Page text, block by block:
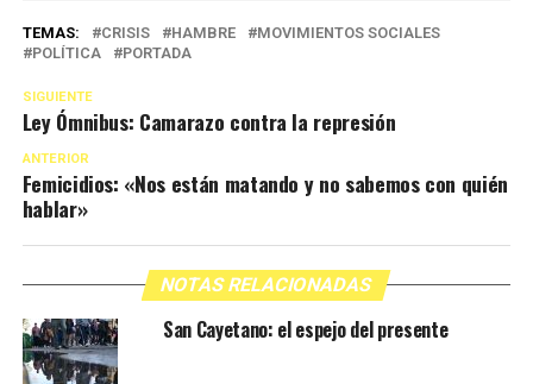
TEMAS: CRISIS HAMBRE
MOVIMIENTOS SOCIALES
POLÍTICA
PORTADA
SIGUIENTE
Ley Ómnibus: Camarazo contra la represión
ANTERIOR
Femicidios: «Nos están matando y no sabemos con quién
hablar»
NOTAS RELACIONADAS
San Cayetano: el espejo del presente